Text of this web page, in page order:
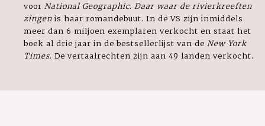
voor National Geographic. Daar waar de rivierkreeften
zingen is haar romandebuut. In de VS zijn inmiddels
meer dan 6 miljoen exemplaren verkocht en staat het
boek al drie jaar in de bestsellerlijst van de New York
Times. De vertaalrechten zijn aan 49 landen verkocht.